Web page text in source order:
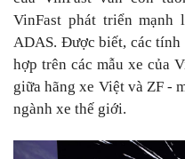
VinFast phát triển mạnh
ADAS. Được biết, các
hợp trên các mẫu xe của
giữa hãng xe Việt và ZF -
ngành xe thế giới.